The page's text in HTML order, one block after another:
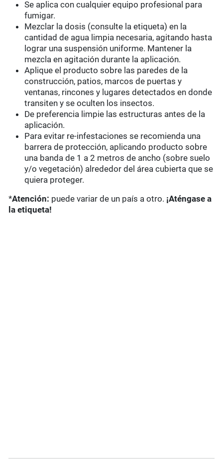
Se aplica con cualquier equipo profesional para
fumigar.
Mezclar la dosis (consulte la etiqueta) en la
cantidad de agua limpia necesaria, agitando hasta
lograr una suspensión uniforme. Mantener la
mezcla en agitación durante la aplicación.
Aplique el producto sobre las paredes de la
construcción, patios, marcos de puertas y
ventanas, rincones y lugares detectados en donde
transiten y se oculten los insectos.
De preferencia limpie las estructuras antes de la
aplicación.
Para evitar re-infestaciones se recomienda una
barrera de protección, aplicando producto sobre
una banda de 1 a 2 metros de ancho (sobre suelo
y/o vegetación) alrededor del área cubierta que se
quiera proteger.
*Atención: puede variar de un país a otro. ¡Aténgase a
la etiqueta!